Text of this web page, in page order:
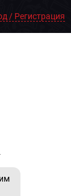
/ Регистрация